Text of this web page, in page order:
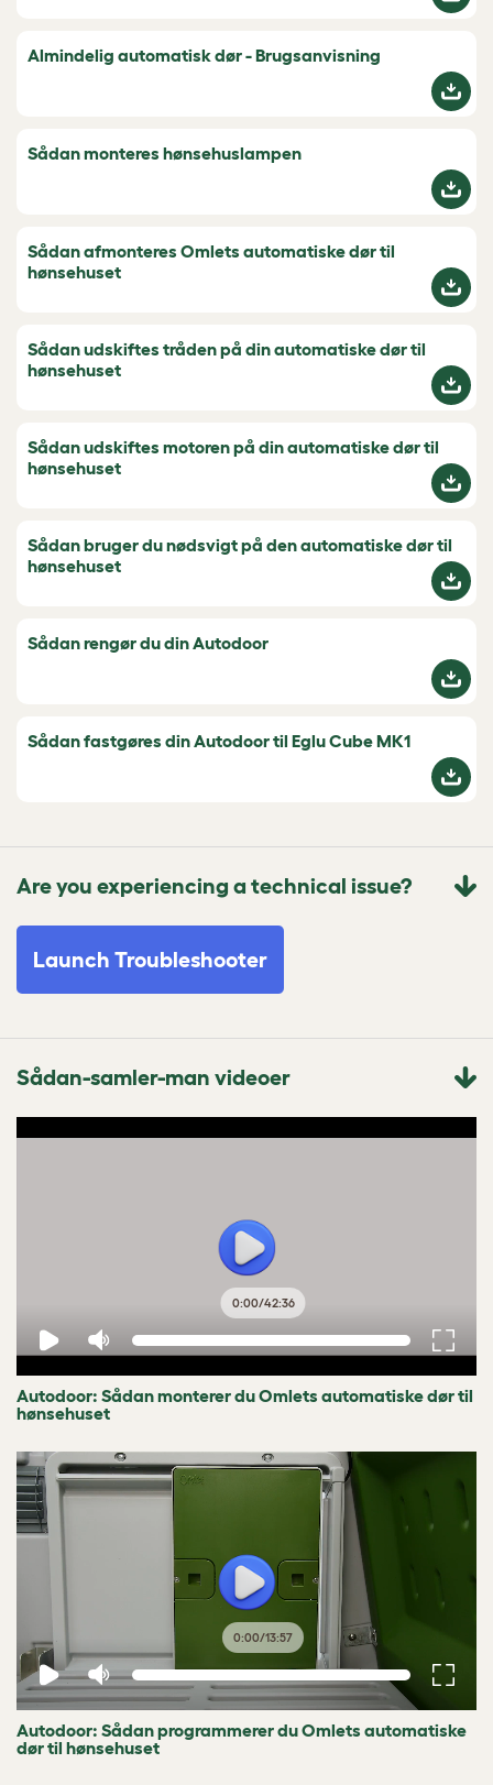
Almindelig automatisk dør - Brugsanvisning
Sådan monteres hønsehuslampen
Sådan afmonteres Omlets automatiske dør til
hønsehuset
Sådan udskiftes tråden på din automatiske dør til
hønsehuset
Sådan udskiftes motoren på din automatiske dør til
hønsehuset
Sådan bruger du nødsvigt på den automatiske dør til
hønsehuset
Sådan rengør du din Autodoor
Sådan fastgøres din Autodoor til Eglu Cube MK1
Are you experiencing a technical issue?
Launch Troubleshooter
Sådan-samler-man videoer
0:00/42:36
Autodoor: Sådan monterer du Omlets automatiske dør til
hønsehuset
0:00/13:57
Autodoor: Sådan programmerer du Omlets automatiske
dør til hønsehuset